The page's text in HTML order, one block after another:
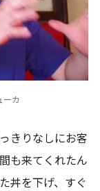
ーカ
きりなしにお客
も来てくれたん
丼を下げ、すぐ